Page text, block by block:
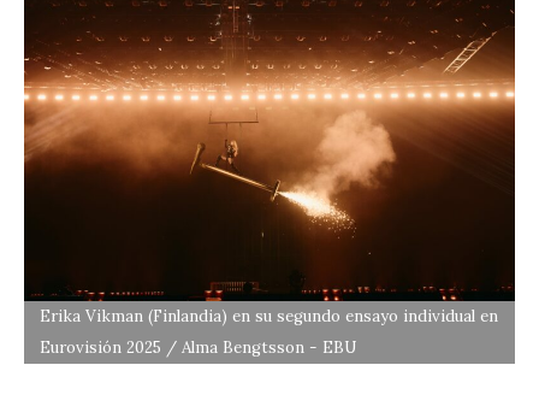
Erika Vikman (Finlandia) en su segundo ensayo individual en
Eurovisión 2025 / Alma Bengtsson - EBU